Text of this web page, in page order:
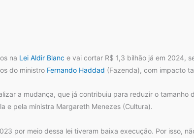
na Lei Aldir Blanc e vai cortar R$ 1,3 bilhão já em 2024,
do ministro Fernando Haddad (Fazenda), com impacto
a mudança, que já contribuiu para reduzir o tamanho
e pela ministra Margareth Menezes (Cultura).
por meio dessa lei tiveram baixa execução. Por isso,